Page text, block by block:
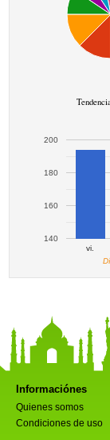
vi.
140
160
180
200
Informaciónes
Quienes somos
Condiciones de uso